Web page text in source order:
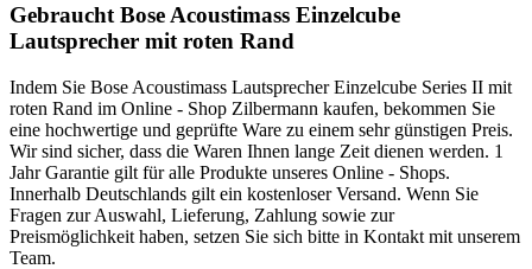
Gebraucht Bose Acoustimass Einzelcube
Lautsprecher mit roten Rand
Indem Sie Bose Acoustimass Lautsprecher Einzelcube Series II mit
roten Rand im Online - Shop Zilbermann kaufen, bekommen Sie
eine hochwertige und geprüfte Ware zu einem sehr günstigen Preis.
Wir sind sicher, dass die Waren Ihnen lange Zeit dienen werden. 1
Jahr Garantie gilt für alle Produkte unseres Online - Shops.
Innerhalb Deutschlands gilt ein kostenloser Versand. Wenn Sie
Fragen zur Auswahl, Lieferung, Zahlung sowie zur
Preismöglichkeit haben, setzen Sie sich bitte in Kontakt mit unserem
Team.